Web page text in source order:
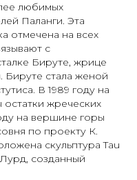
любимых
Паланги. Эта
отмечена на всех
с
Бируте, жрице
Бируте стала женой
В 1989 году на
жреческих
на вершине горы
по проекту К.
скульптура Tau
созданный